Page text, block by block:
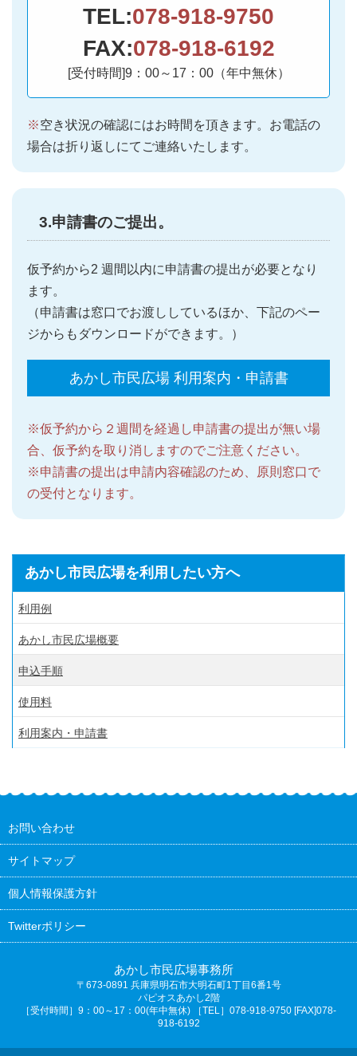
TEL:078-918-9750
FAX:078-918-6192
[受付時間]9：00～17：00（年中無休）
※空き状況の確認にはお時間を頂きます。お電話の
場合は折り返しにてご連絡いたします。
3.申請書のご提出。
仮予約から2 週間以内に申請書の提出が必要となり
ます。
（申請書は窓口でお渡ししているほか、下記のペー
ジからもダウンロードができます。）
あかし市民広場 利用案内・申請書
※仮予約から２週間を経過し申請書の提出が無い場
合、仮予約を取り消しますのでご注意ください。
※申請書の提出は申請内容確認のため、原則窓口で
の受付となります。
あかし市民広場を利用したい方へ
利用例
あかし市民広場概要
申込手順
使用料
利用案内・申請書
お問い合わせ
サイトマップ
個人情報保護方針
Twitterポリシー
あかし市民広場事務所
〒673-0891 兵庫県明石市大明石町1丁目6番1号
パピオスあかし2階
［受付時間］9：00～17：00(年中無休) ［TEL］078-918-9750 [FAX]078-
918-6192